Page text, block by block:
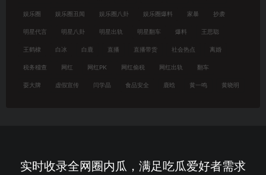
娱乐圈 娱乐圈丑闻 娱乐圈八卦 娱乐圈爆料 家暴 抄袭
明星代言 明星八卦 明星出轨 明星翻车 爆料 王思聪
王鹤棣 白冰 白鹿 直播 直播带货 社会热点 离婚
税务稽查 网红 网红PK 网红偷税 网红出轨 翻车
耍大牌 虚假宣传 闫学晶 食品安全 鹿晗 黄一鸣 黄晓明
实时收录全网圈内瓜，满足吃瓜爱好者需求